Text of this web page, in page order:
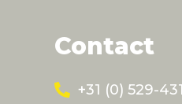
Contact
+31 (0) 529-